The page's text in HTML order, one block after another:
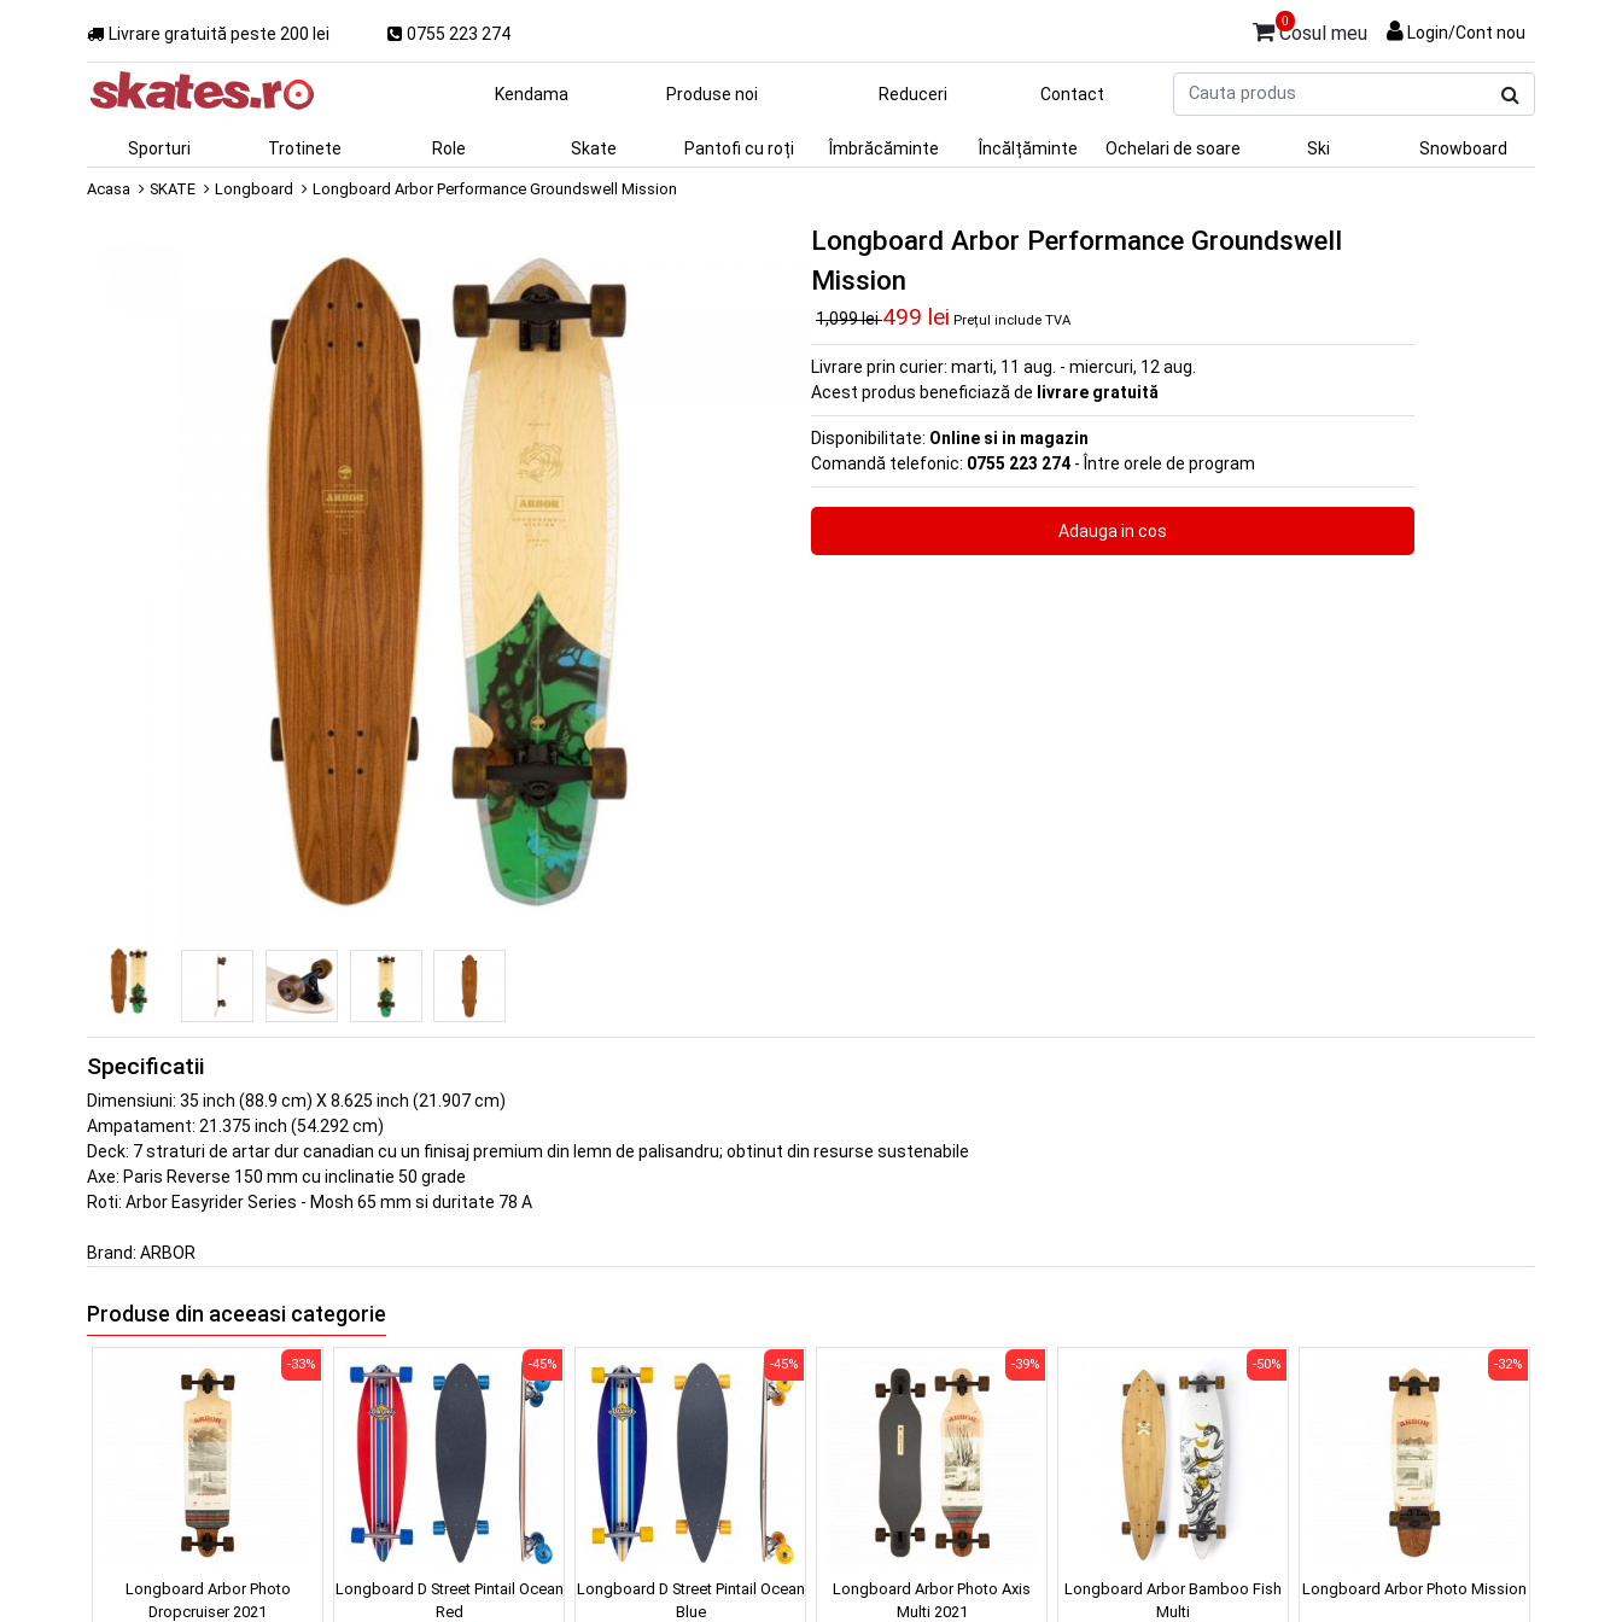
Livrare gratuită peste 200 lei 0755 223 274
0
Cosul meu Login/Cont nou
produs
Kendama Produse noi Reduceri Contact
Sporturi Trotinete Role Skate Pantofi cu roți Îmbrăcăminte Încălțăminte Ochelari de soare Ski Snowboard
Acasa SKATE Longboard Longboard Arbor Performance Groundswell Mission
Longboard Arbor Performance Groundswell
Mission
1,099 lei499 lei Prețul include TVA
Livrare prin curier: marti, 11 aug. - miercuri, 12 aug.
Acest produs beneficiază de livrare gratuită
Disponibilitate: Online si in magazin
Comandă telefonic: 0755 223 274 - Între orele de program
Specificatii
Dimensiuni: 35 inch (88.9 cm) X 8.625 inch (21.907 cm)
Ampatament: 21.375 inch (54.292 cm)
Deck: 7 straturi de artar dur canadian cu un finisaj premium din lemn de palisandru; obtinut din resurse sustenabile
Axe: Paris Reverse 150 mm cu inclinatie 50 grade
Roti: Arbor Easyrider Series - Mosh 65 mm si duritate 78 A
Brand: ARBOR
Produse din aceeasi categorie
Longboard Arbor Photo
Dropcruiser 2021
-33%
Longboard D Street Pintail Ocean
Red
-45%
Longboard D Street Pintail Ocean
Blue
-45%
Longboard Arbor Photo Axis
Multi 2021
-39%
Longboard Arbor Bamboo Fish
Multi
-50%
Longboard Arbor Photo Mission
-32%